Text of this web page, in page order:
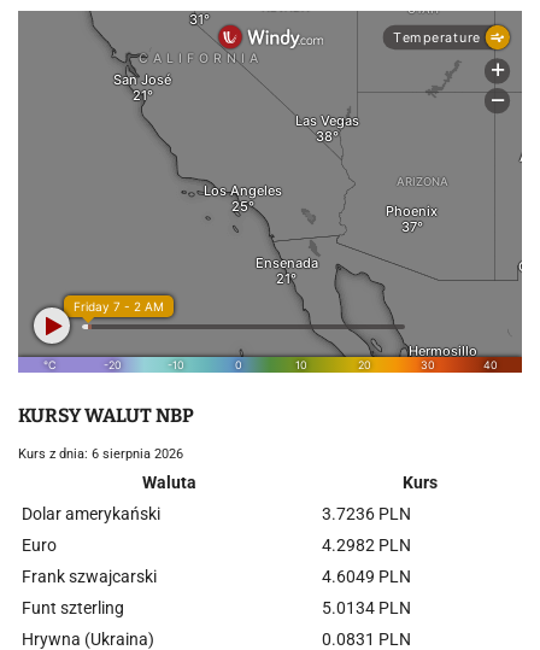
KURSY WALUT NBP
Kurs z dnia: 6 sierpnia 2026
Waluta
Kurs
Dolar amerykański
3.7236 PLN
Euro
4.2982 PLN
Frank szwajcarski
4.6049 PLN
Funt szterling
5.0134 PLN
Hrywna (Ukraina)
0.0831 PLN